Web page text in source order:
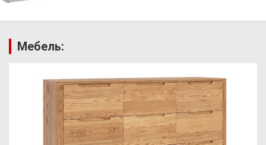
Мебель: